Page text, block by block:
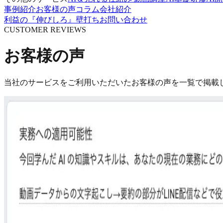
事例紹介お客様の声コラム会社紹介
利益の『伸びしろ』壁打ちお問い合わせ
CUSTOMER REVIEWS
お客様の声
当社のサービスをご利用いただいたお客様の声を一覧で掲載